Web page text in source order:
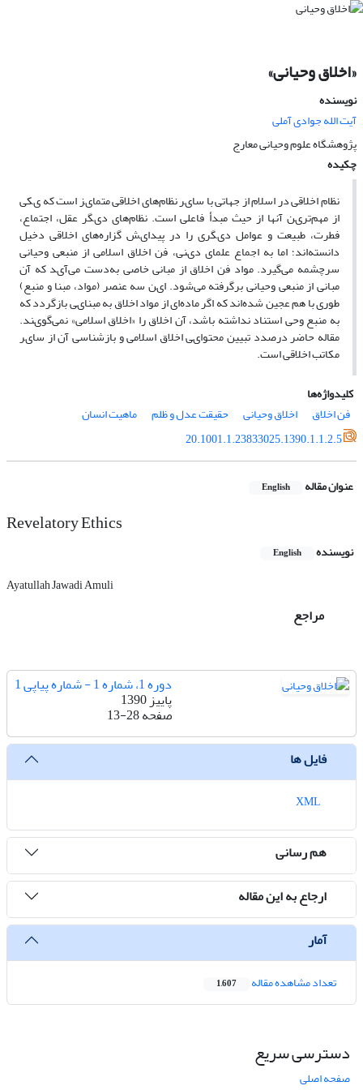
«اخلاق وحیانى»
نویسنده
آیت الله جوادی آملی
پژوهشگاه علوم وحیانی معارج
چکیده
نظام اخلاقى در اسلام از جهاتى با ساىر نظام‌هاى اخلاقى متماىز است که ىکى
از مهم‌ترىن آنها از حىث مبدأ فاعلى است. نظام‌هاى دىگر عقل، اجتماع،
فطرت، طبىعت و عوامل دىگرى را در پىداىش گزاره‌هاى اخلاقى دخىل
دانسته‌اند؛ اما به اجماع علماى دىنى، فن اخلاق اسلامى از منبعى وحىانى
سرچشمه مى‌گىرد. مواد فن اخلاق از مبانى خاصى به‌دست مى‌آىد که آن
مبانى از منبعى وحىانى برگرفته مى‌شود. اىن سه عنصر (مواد، مبنا و منبع)
طورى با هم عجىن شده‌اند که اگر ماده‌اى از مواد اخلاق به مبناىى بازگردد که
به منبع وحى استناد نداشته باشد، آن اخلاق را «اخلاق اسلامى» نمى‌گوىند.
مقاله حاضر درصدد تبىىن محتواىى اخلاق اسلامى و بازشناسى آن از ساىر
مکاتب اخلاقى است.
کلیدواژه‌ها
فن اخلاق
اخلاق وحىانى حقىقت عدل و ظلم
ماهىت انسان
20.1001.1.23833025.1390.1.1.2.5
عنوان مقاله English
Revelatory Ethics
نویسنده English
Ayatullah Jawadi Amuli
مراجع
دوره 1، شماره 1 - شماره پیاپی 1
پاییز 1390
صفحه13-28
فایل ها
هم رسانی
ارجاع به این مقاله
آمار
تعداد مشاهده مقاله 1,607
دسترسی سریع
صفحه اصلی